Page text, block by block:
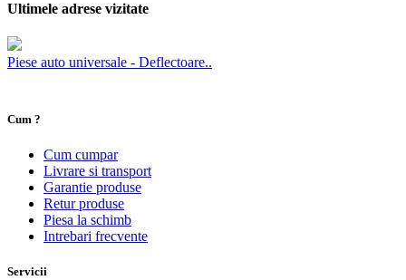
Ultimele adrese vizitate
Piese auto universale - Deflectoare..
Cum ?
Cum cumpar
Livrare si transport
Garantie produse
Retur produse
Piesa la schimb
Intrebari frecvente
Servicii